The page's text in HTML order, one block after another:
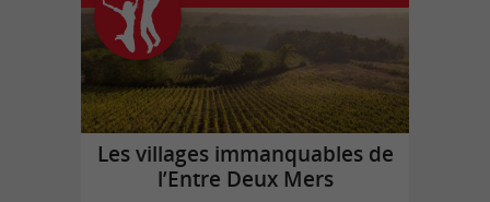
Les villages immanquables de
l’Entre Deux Mers